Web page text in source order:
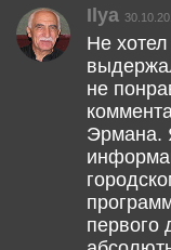
Ilya
Не
не
Эрмана.
первого